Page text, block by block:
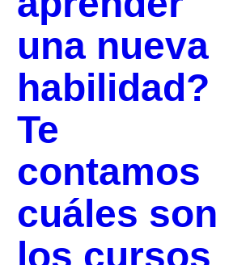
una nueva
habilidad?
Te
contamos
cuáles son
los cursos